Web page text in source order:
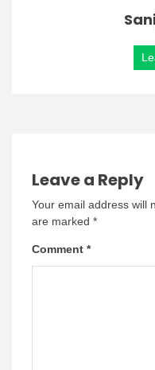
Leave a Reply
Your email address will
are marked *
Comment *